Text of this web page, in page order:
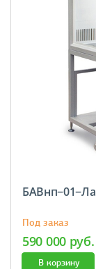
Под заказ
590 000 руб.
В корзину